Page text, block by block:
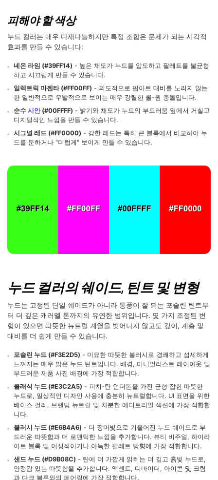
피해야 할 색상
누드 컬러는 매우 다재다능하지만 특정 조합은 문제가 되는 시각적
효과를 만들 수 있습니다:
네온 라임 (#39FF14) - 높은 채도가 누드를 압도하고 팔레트를 불균형
하고 시끄럽게 만들 수 있습니다.
일렉트릭 마젠타 (#FF00FF) - 의도적으로 팝아트 대비를 노리지 않는
한 일반적으로 우발적으로 보이는 매우 강렬한 쿨-웜 충돌입니다.
순수 시안(#00FFFF) - 밝기와 채도가 누드의 부드러움 옆에서 거칠고
디지털적인 느낌을 만들 수 있습니다.
시그널 레드 (#FF0000) - 강한 레드는 특히 큰 블록에서 비교하여 누
드를 둔하거나 "더럽게" 보이게 만들 수 있습니다.
누드 컬러의 쉐이드, 틴트 및 변형
누드는 고정된 단일 쉐이드가 아니라 통풍이 잘 되는 포슬린 틴트부
터 더 깊은 캐러멜 톤까지의 유연한 범위입니다. 몇 가지 조정된 변
형이 있으면 따뜻한 뉴트럴 계열을 벗어나지 않고도 깊이, 계층 및
대비를 더 쉽게 만들 수 있습니다.
포슬린 누드 (#F3E2D5) - 미묘한 따뜻한 블러시로 경쾌하고 섬세하게
느껴지는 매우 밝은 누드 틴트입니다. 배경, 미니멀리스트 레이아웃 및
부드러운 제품 사진 배경에 가장 적합합니다.
클래식 누드 (#E3C2A5) - 피치-탄 언더톤을 가진 균형 잡힌 따뜻한
누드로, 일상적인 디자인 사용에 충분히 뉴트럴합니다. UI 표면을 위한
베이스 컬러, 브랜딩 뉴트럴 및 차분한 에디토리얼 섹션에 가장 적합합
니다.
블러시 누드 (#E6B4A6) - 더 장미빛으로 기울어진 누드 쉐이드로 부
드러운 따뜻함과 더 로맨틱한 느낌을 추가합니다. 뷰티 비주얼, 하이라
이트 블록 및 여성적이거나 아늑한 팔레트 방향에 가장 적합합니다.
샌드 누드 (#D9B08C) - 탄에 더 가깝게 읽히는 더 깊고 흙빛 누드로,
안정감 있는 따뜻함을 추가합니다. 액센트, 디바이더, 아이콘 및 크림
과 다크 블루와의 페어링에 가장 적합합니다.